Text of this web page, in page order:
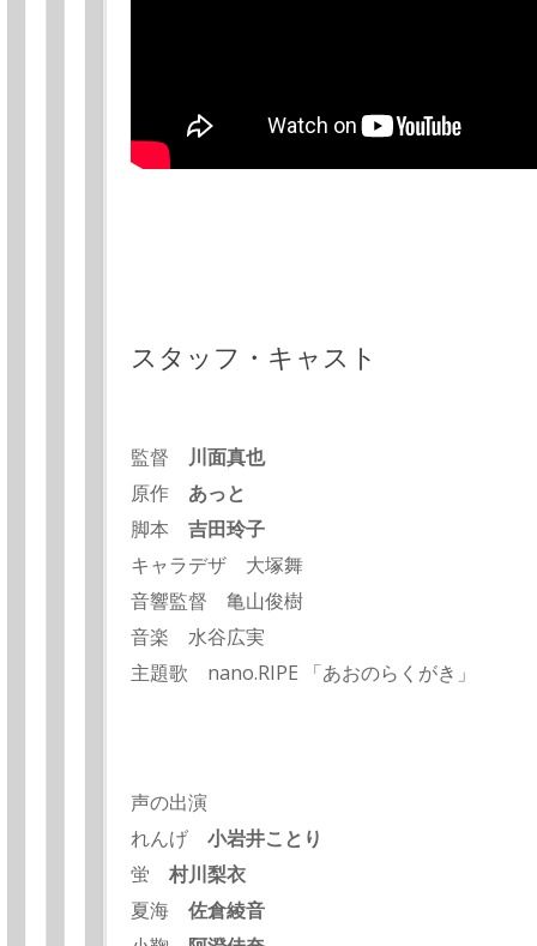
スタッフ・キャスト
監督 川面真也
原作 あっと
脚本 吉田玲子
キャラデザ 大塚舞
音響監督 亀山俊樹
音楽 水谷広実
主題歌 nano.RIPE 「あおのらくがき」
声の出演
れんげ 小岩井ことり
蛍 村川梨衣
夏海 佐倉綾音